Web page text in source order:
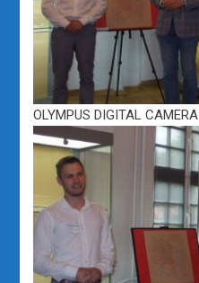
OLYMPUS DIGITAL CAMERA